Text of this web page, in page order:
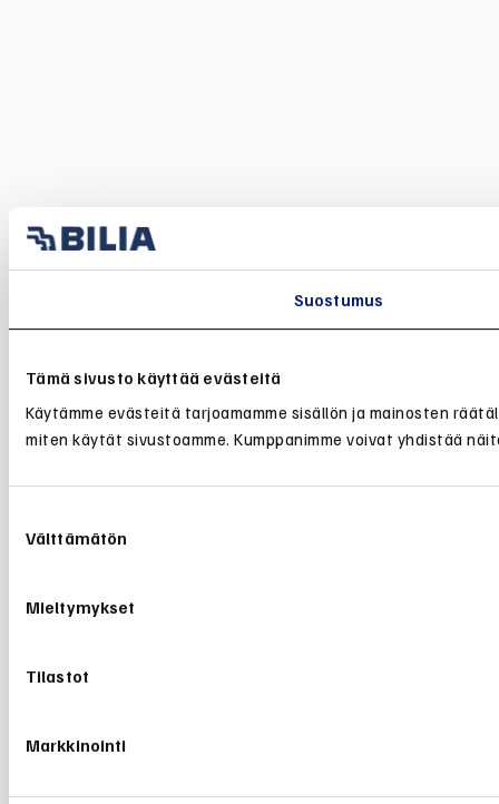
Suostumus
Tämä sivusto käyttää evästeitä
Käytämme evästeitä tarjoamamme sisällön ja mainosten
miten käytät sivustoamme. Kumppanimme voivat yhdistää
valinta
Välttämätön
Mieltymykset
Tilastot
Markkinointi